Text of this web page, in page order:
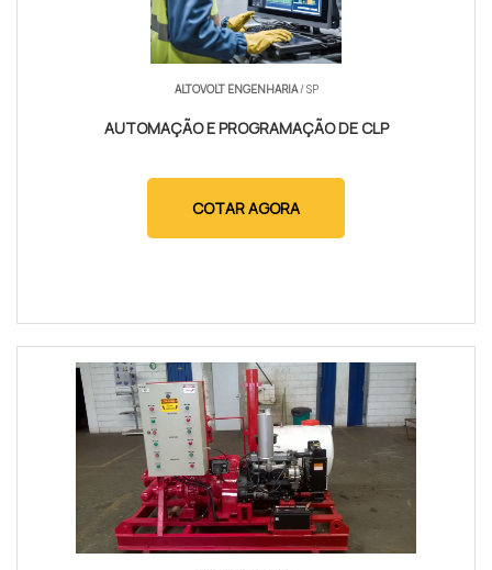
ALTOVOLT ENGENHARIA/ SP
AUTOMAÇÃO E PROGRAMAÇÃO DE CLP
COTAR AGORA